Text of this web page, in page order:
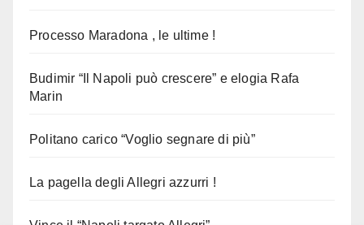
Processo Maradona , le ultime !
Budimir “Il Napoli può crescere” e elogia Rafa
Marin
Politano carico “Voglio segnare di più”
La pagella degli Allegri azzurri !